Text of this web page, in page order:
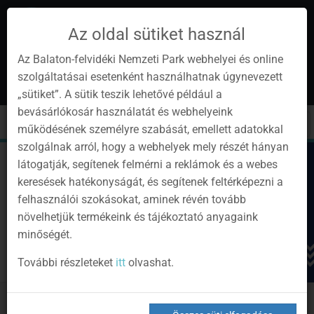
Instagram
YoutubeFacebookProgramok
Hírlevél
hu
Toggle
cart
Toggle
navigation
Bejelentkezés
Az oldal sütiket használ
Az Balaton-felvidéki Nemzeti Park webhelyei és online
szolgáltatásai esetenként használhatnak úgynevezett
„sütiket”. A sütik teszik lehetővé például a
bevásárlókosár használatát és webhelyeink
működésének személyre szabását, emellett adatokkal
szolgálnak arról, hogy a webhelyek mely részét hányan
látogatják, segítenek felmérni a reklámok és a webes
keresések hatékonyságát, és segítenek feltérképezni a
felhasználói szokásokat, aminek révén tovább
növelhetjük termékeink és tájékoztató anyagaink
minőségét.
További részleteket ittolvashat.